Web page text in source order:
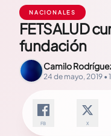
NACIONALES
FETSALUD
fundación
Camilo
24 de mayo, 2019 •
FB X